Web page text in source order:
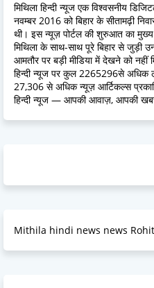
मिथिला हिन्दी न्यूज एक विश्वसनीय
नवम्बर 2016 को बिहार के सीतामढ़ी
थी। इस न्यूज़ पोर्टल की शुरुआत का मुख्य
मिथिला के साथ-साथ पूरे बिहार से जुड़ी
आमतौर पर बड़ी मीडिया में देखने को
हिन्दी न्यूज पर कुल 2265296से अधिक
27,306 से अधिक न्यूज़ आर्टिकल्स
हिन्दी न्यूज — आपकी आवाज़, आपकी
Mithila hindi news news